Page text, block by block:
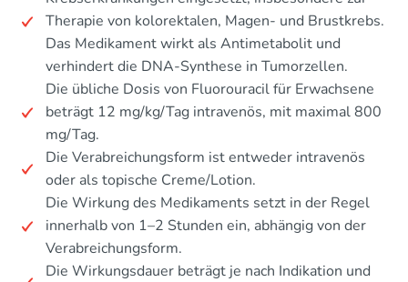
Therapie von kolorektalen, Magen- und Brustkrebs.
Das Medikament wirkt als Antimetabolit und
verhindert die DNA-Synthese in Tumorzellen.
Die übliche Dosis von Fluorouracil für Erwachsene
beträgt 12 mg/kg/Tag intravenös, mit maximal 800
mg/Tag.
Die Verabreichungsform ist entweder intravenös
oder als topische Creme/Lotion.
Die Wirkung des Medikaments setzt in der Regel
innerhalb von 1–2 Stunden ein, abhängig von der
Verabreichungsform.
Die Wirkungsdauer beträgt je nach Indikation und